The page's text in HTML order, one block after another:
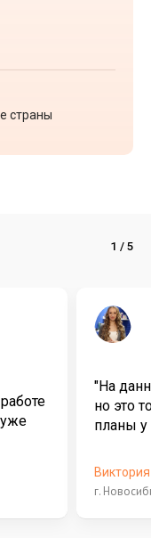
страны
"На
но это
планы у
г.